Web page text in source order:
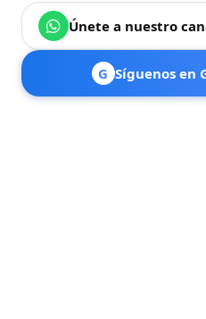
Únete a nuestro
G Síguenos en